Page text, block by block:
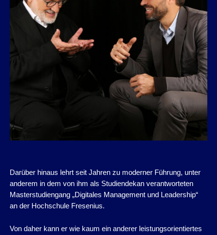
Darüber hinaus lehrt seit Jahren zu moderner Führung, unter
anderem in dem von ihm als Studiendekan verantworteten
Masterstudiengang „Digitales Management und Leadership“
an der Hochschule Fresenius.
Von daher kann er wie kaum ein anderer leistungsorientiertes